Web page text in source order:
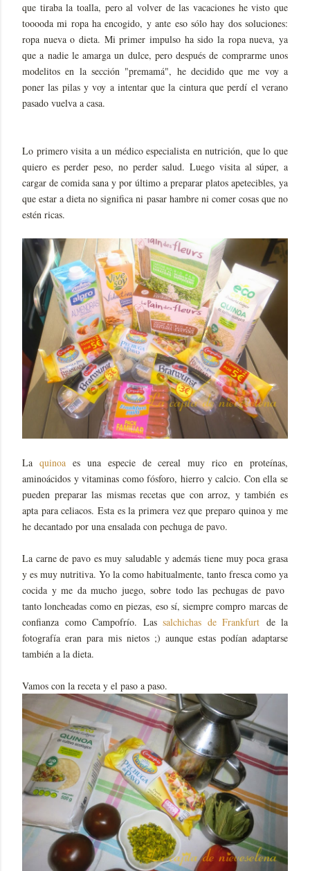
que tiraba la toalla, pero al volver de las vacaciones he visto que
tooooda mi ropa ha encogido, y ante eso sólo hay dos soluciones:
ropa nueva o dieta. Mi primer impulso ha sido la ropa nueva, ya
que a nadie le amarga un dulce, pero después de comprarme unos
modelitos en la sección "premamá", he decidido que me voy a
poner las pilas y voy a intentar que la cintura que perdí el verano
pasado vuelva a casa.
Lo primero visita a un médico especialista en nutrición, que lo que
quiero es perder peso, no perder salud. Luego visita al súper, a
cargar de comida sana y por último a preparar platos apetecibles, ya
que estar a dieta no significa ni pasar hambre ni comer cosas que no
estén ricas.
La quinoaes una especie de cereal muy rico en proteínas,
aminoácidos y vitaminas como fósforo, hierro y calcio. Con ella se
pueden preparar las mismas recetas que con arroz, y también es
apta para celiacos. Esta es la primera vez que preparo quinoa y me
he decantado por una ensalada con pechuga de pavo.
La carne de pavo es muy saludable y además tiene muy poca grasa
y es muy nutritiva. Yo la como habitualmente, tanto fresca como ya
cocida y me da mucho juego, sobre todo las pechugas de pavo
tanto loncheadas como en piezas, eso sí, siempre compro marcas de
confianza como Campofrío. Las salchichas de Frankfurt de la
fotografía eran para mis nietos ;) aunque estas podían adaptarse
también a la dieta.
Vamos con la receta y el paso a paso.